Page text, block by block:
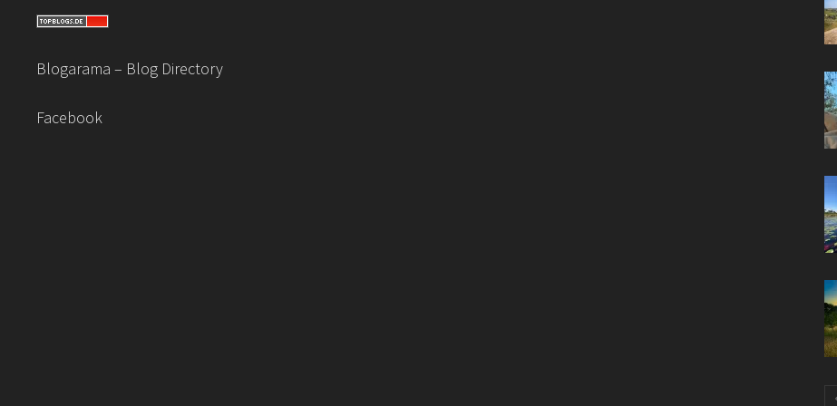
Blogarama – Blog Directory
Facebook